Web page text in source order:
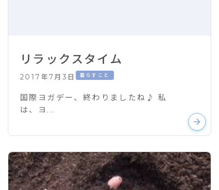
リラックスタイム
2017年7月3日 暮らすこと
国際ヨガデー、終わりましたね♪ 私
は、ヨ...
arrow_forward